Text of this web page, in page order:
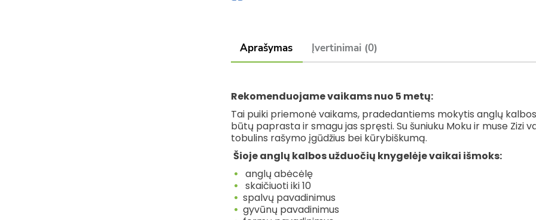
Aprašymas Įvertinimai (0)
Rekomenduojame vaikams nuo 5 metų:
Tai puiki priemonė vaikams, pradedantiems mokytis anglų
būtų paprasta ir smagu jas spręsti. Su šuniuku Moku ir muse Zizi
tobulins rašymo įgūdžius bei kūrybiškumą.
Šiojeanglų kalbosužduočių knygelėje vaikai išmoks:
anglų abėcėlę
skaičiuoti iki 10
spalvų pavadinimus
gyvūnų pavadinimus